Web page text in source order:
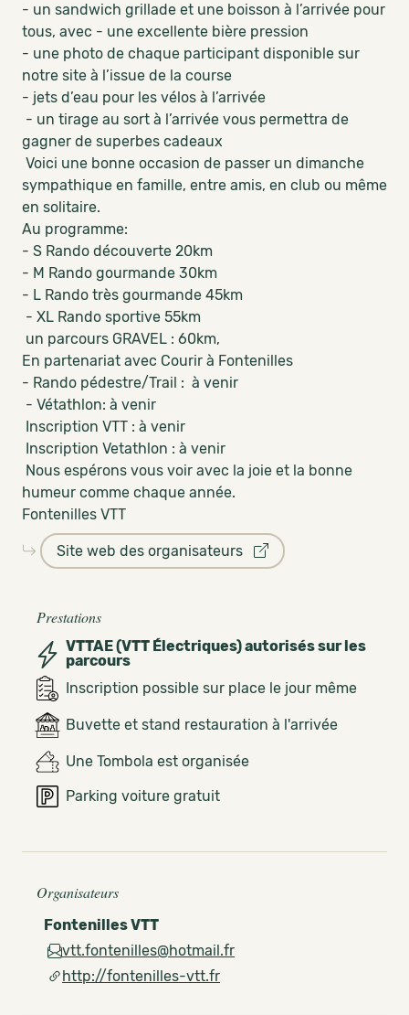
- un sandwich grillade et une boisson à l’arrivée pour
tous, avec - une excellente bière pression
- une photo de chaque participant disponible sur
notre site à l’issue de la course
- jets d’eau pour les vélos à l’arrivée
- un tirage au sort à l’arrivée vous permettra de
gagner de superbes cadeaux
Voici une bonne occasion de passer un dimanche
sympathique en famille, entre amis, en club ou même
en solitaire.
Au programme:
- S Rando découverte 20km
- M Rando gourmande 30km
- L Rando très gourmande 45km
- XL Rando sportive 55km
un parcours GRAVEL : 60km,
En partenariat avec Courir à Fontenilles
- Rando pédestre/Trail : à venir
- Vétathlon: à venir
Inscription VTT : à venir
Inscription Vetathlon : à venir
Nous espérons vous voir avec la joie et la bonne
humeur comme chaque année.
Fontenilles VTT
Site web des organisateurs
Prestations
VTTAE (VTT Électriques) autorisés sur les
parcours
Inscription possible sur place le jour même
Buvette et stand restauration à l'arrivée
Une Tombola est organisée
Parking voiture gratuit
Organisateurs
Fontenilles VTT
vtt.fontenilles@hotmail.fr
http://fontenilles-vtt.fr